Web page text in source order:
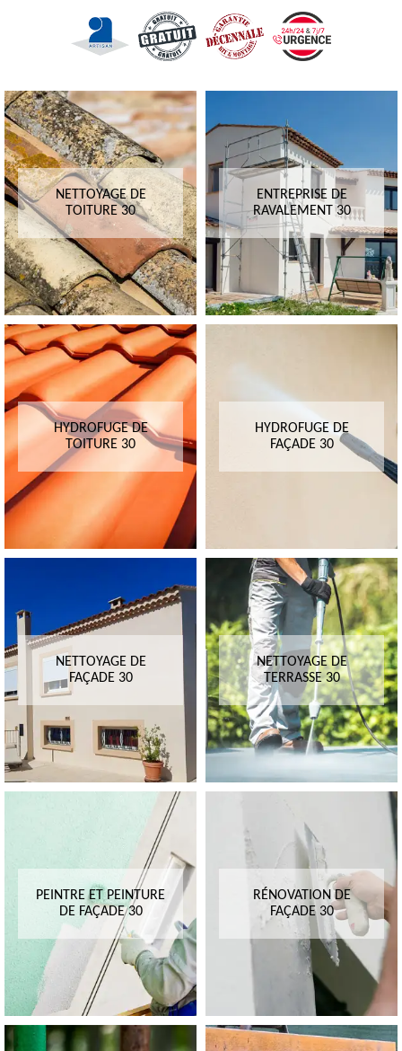
NETTOYAGE DE
TOITURE 30
ENTREPRISE DE
RAVALEMENT 30
HYDROFUGE DE
TOITURE 30
HYDROFUGE DE
FAÇADE 30
NETTOYAGE DE
FAÇADE 30
NETTOYAGE DE
TERRASSE 30
PEINTRE ET PEINTURE
DE FAÇADE 30
RÉNOVATION DE
FAÇADE 30